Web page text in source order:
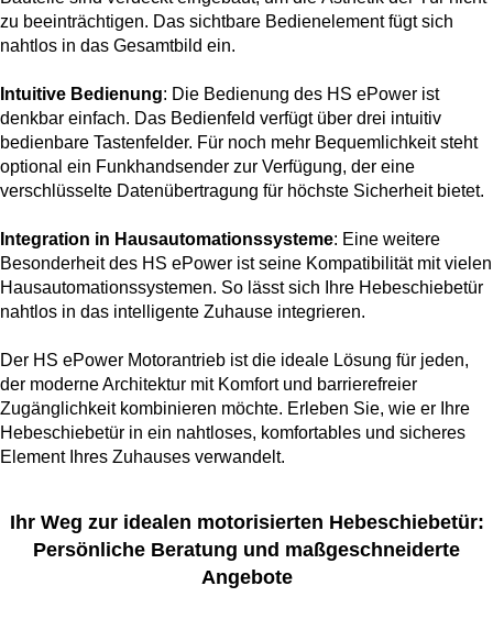
zu beeinträchtigen. Das sichtbare Bedienelement fügt sich
nahtlos in das Gesamtbild ein.
Intuitive Bedienung: Die Bedienung des HS ePower ist
denkbar einfach. Das Bedienfeld verfügt über drei intuitiv
bedienbare Tastenfelder. Für noch mehr Bequemlichkeit steht
optional ein Funkhandsender zur Verfügung, der eine
verschlüsselte Datenübertragung für höchste Sicherheit bietet.
Integration in Hausautomationssysteme: Eine weitere
Besonderheit des HS ePower ist seine Kompatibilität mit vielen
Hausautomationssystemen. So lässt sich Ihre Hebeschiebetür
nahtlos in das intelligente Zuhause integrieren.
Der HS ePower Motorantrieb ist die ideale Lösung für jeden,
der moderne Architektur mit Komfort und barrierefreier
Zugänglichkeit kombinieren möchte. Erleben Sie, wie er Ihre
Hebeschiebetür in ein nahtloses, komfortables und sicheres
Element Ihres Zuhauses verwandelt.
Ihr Weg zur idealen motorisierten Hebeschiebetür:
Persönliche Beratung und maßgeschneiderte
Angebote